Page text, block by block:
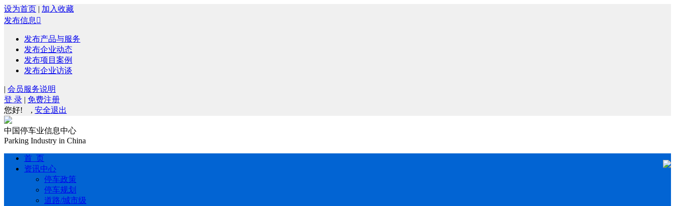
设为首页 | 加入收藏
发布信息 
发布产品与服务
发布企业动态
发布项目案例
发布企业访谈
| 会员服务说明
登 录 | 免费注册
您好!
, 安全退出
中国停车业信息中心
Parking Industry in China
首 页
资讯中心
停车政策
停车规划
道路/城市级